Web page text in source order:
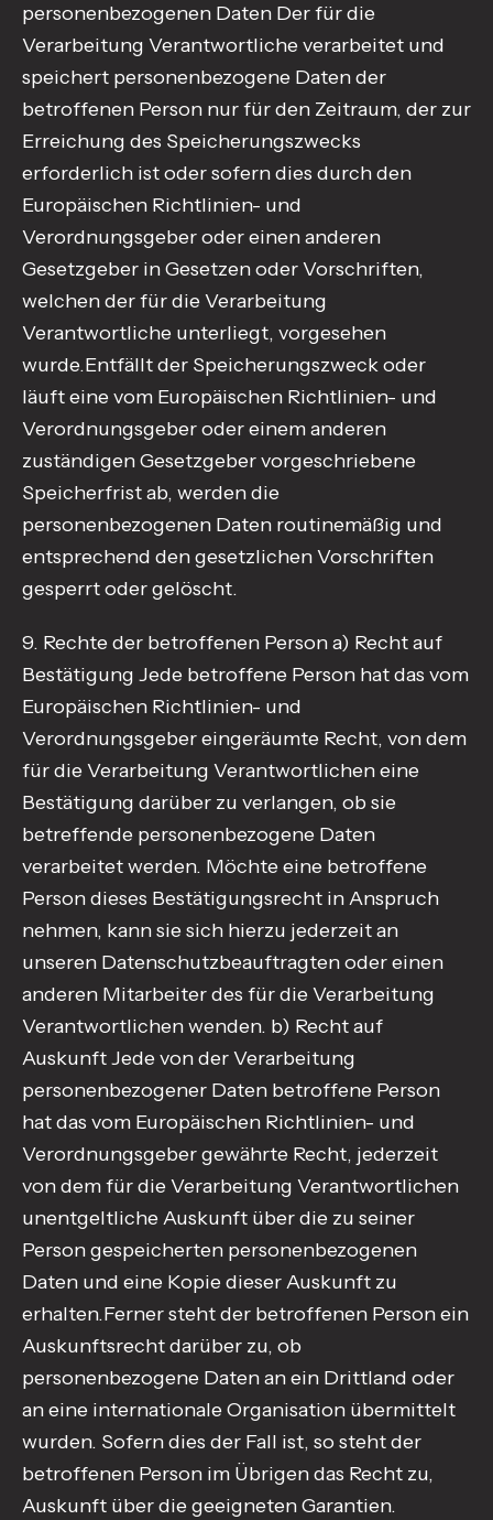
personenbezogenen Daten Der für die
Verarbeitung Verantwortliche verarbeitet und
speichert personenbezogene Daten der
betroffenen Person nur für den Zeitraum, der zur
Erreichung des Speicherungszwecks
erforderlich ist oder sofern dies durch den
Europäischen Richtlinien- und
Verordnungsgeber oder einen anderen
Gesetzgeber in Gesetzen oder Vorschriften,
welchen der für die Verarbeitung
Verantwortliche unterliegt, vorgesehen
wurde.Entfällt der Speicherungszweck oder
läuft eine vom Europäischen Richtlinien- und
Verordnungsgeber oder einem anderen
zuständigen Gesetzgeber vorgeschriebene
Speicherfrist ab, werden die
personenbezogenen Daten routinemäßig und
entsprechend den gesetzlichen Vorschriften
gesperrt oder gelöscht.
9. Rechte der betroffenen Person a) Recht auf
Bestätigung Jede betroffene Person hat das vom
Europäischen Richtlinien- und
Verordnungsgeber eingeräumte Recht, von dem
für die Verarbeitung Verantwortlichen eine
Bestätigung darüber zu verlangen, ob sie
betreffende personenbezogene Daten
verarbeitet werden. Möchte eine betroffene
Person dieses Bestätigungsrecht in Anspruch
nehmen, kann sie sich hierzu jederzeit an
unseren Datenschutzbeauftragten oder einen
anderen Mitarbeiter des für die Verarbeitung
Verantwortlichen wenden. b) Recht auf
Auskunft Jede von der Verarbeitung
personenbezogener Daten betroffene Person
hat das vom Europäischen Richtlinien- und
Verordnungsgeber gewährte Recht, jederzeit
von dem für die Verarbeitung Verantwortlichen
unentgeltliche Auskunft über die zu seiner
Person gespeicherten personenbezogenen
Daten und eine Kopie dieser Auskunft zu
erhalten.Ferner steht der betroffenen Person ein
Auskunftsrecht darüber zu, ob
personenbezogene Daten an ein Drittland oder
an eine internationale Organisation übermittelt
wurden. Sofern dies der Fall ist, so steht der
betroffenen Person im Übrigen das Recht zu,
Auskunft über die geeigneten Garantien.